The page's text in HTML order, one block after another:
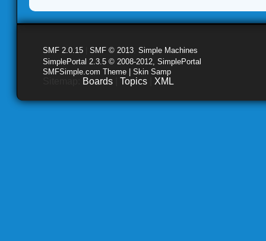
SMF 2.0.15 SMF © 2013 Simple Machines
SimplePortal 2.3.5 © 2008-2012, SimplePortal
SMFSimple.com Theme | Skin Samp
Boards Topics XML